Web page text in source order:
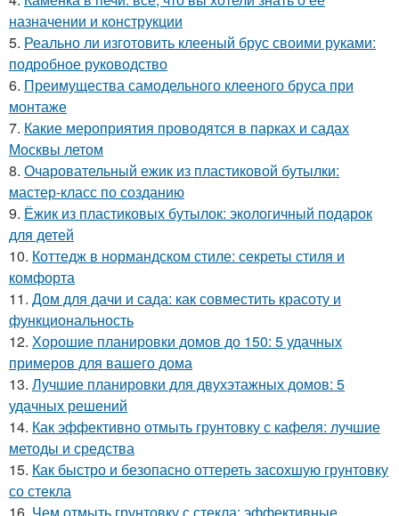
назначении и конструкции
5. Реально ли изготовить клееный брус своими руками:
подробное руководство
6. Преимущества самодельного клееного бруса при
монтаже
7. Какие мероприятия проводятся в парках и садах
Москвы летом
8. Очаровательный ежик из пластиковой бутылки:
мастер-класс по созданию
9. Ёжик из пластиковых бутылок: экологичный подарок
для детей
10. Коттедж в нормандском стиле: секреты стиля и
комфорта
11. Дом для дачи и сада: как совместить красоту и
функциональность
12. Хорошие планировки домов до 150: 5 удачных
примеров для вашего дома
13. Лучшие планировки для двухэтажных домов: 5
удачных решений
14. Как эффективно отмыть грунтовку с кафеля: лучшие
методы и средства
15. Как быстро и безопасно оттереть засохшую грунтовку
со стекла
16. Чем отмыть грунтовку с стекла: эффективные